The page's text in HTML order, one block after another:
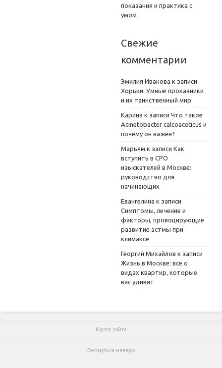
показания и практика с
умом
Свежие
комментарии
Эмилия Иванова к записи
Хорьки: Умные проказники
и их таинственный мир
Карина к записи Что такое
Acinetobacter calcoaceticus и
почему он важен?
Марьям к записи Как
вступить в СРО
изыскателей в Москве:
руководство для
начинающих
Евангелина к записи
Симптомы, лечение и
факторы, провоцирующие
развитие астмы при
климаксе
Георгий Михайлов к записи
Жизнь в Москве: все о
видах квартир, которые
вас удивят
Карта сайта
Вернуться наверх